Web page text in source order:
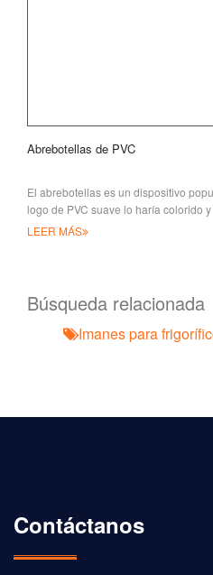
Abrebotellas de PVC
El abrebotellas es un dispositivo
logo de PVC suave lo haría colorido
personalizada
LEER MÁS
Búsqueda relacionada
Imanes para
Contáctanos